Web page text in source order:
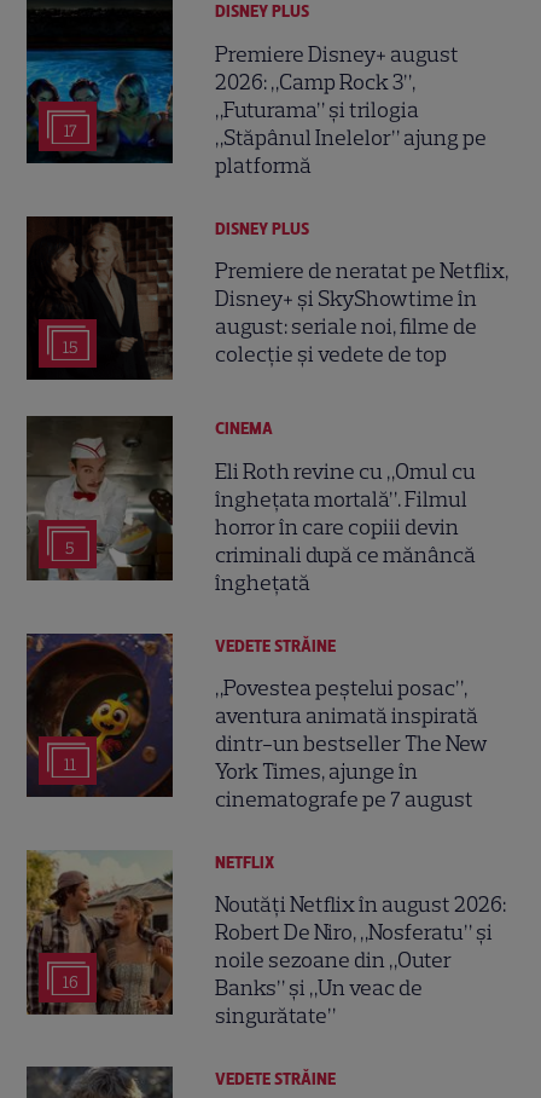
17
DISNEY PLUS
Premiere Disney+ august
2026: „Camp Rock 3”,
„Futurama” și trilogia
„Stăpânul Inelelor” ajung pe
platformă
15
DISNEY PLUS
Premiere de neratat pe Netflix,
Disney+ și SkyShowtime în
august: seriale noi, filme de
colecție și vedete de top
5
CINEMA
Eli Roth revine cu „Omul cu
înghețata mortală”. Filmul
horror în care copiii devin
criminali după ce mănâncă
înghețată
11
VEDETE STRĂINE
„Povestea peștelui posac”,
aventura animată inspirată
dintr-un bestseller The New
York Times, ajunge în
cinematografe pe 7 august
16
NETFLIX
Noutăți Netflix în august 2026:
Robert De Niro, „Nosferatu” și
noile sezoane din „Outer
Banks” și „Un veac de
singurătate”
VEDETE STRĂINE